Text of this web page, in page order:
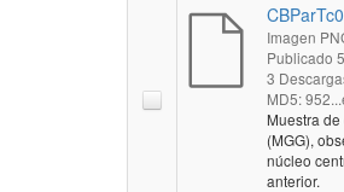
Imagen
Publicado
3
MD5:
Muestra
(MGG),
núcleo
anterior.